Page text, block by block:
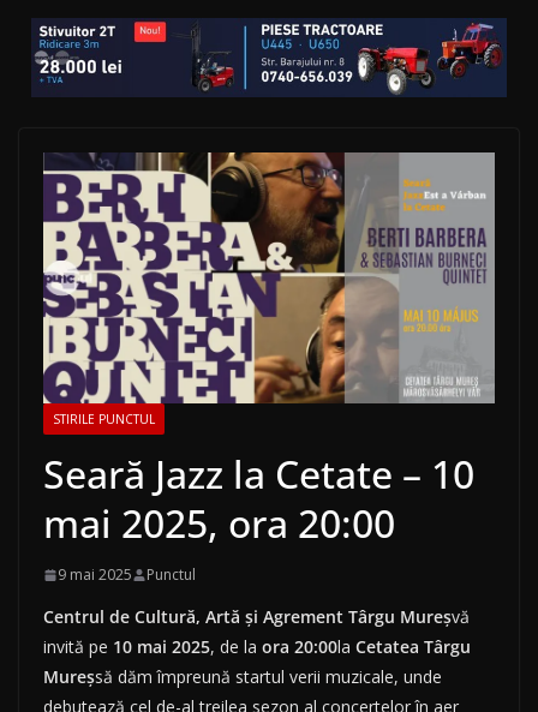
STIRILE PUNCTUL
Seară Jazz la Cetate – 10
mai 2025, ora 20:00
9 mai 2025 Punctul
Centrul de Cultură, Artă și Agrement Târgu Mureșvă
invită pe 10 mai 2025, de la ora 20:00la Cetatea Târgu
Mureșsă dăm împreună startul verii muzicale, unde
debutează cel de-al treilea sezon al concertelor în aer